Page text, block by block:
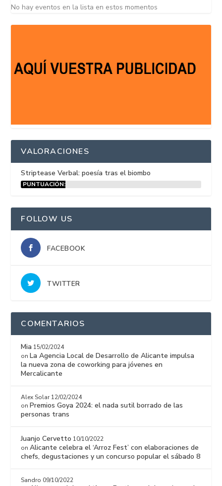
No hay eventos en la lista en estos momentos
VALORACIONES
Striptease Verbal: poesía tras el biombo
PUNTUACIÓN:
FOLLOW US
FACEBOOK
TWITTER
COMENTARIOS
Mia 15/02/2024
on La Agencia Local de Desarrollo de Alicante impulsa
la nueva zona de coworking para jóvenes en
Mercalicante
Alex Solar 12/02/2024
on Premios Goya 2024: el nada sutil borrado de las
personas trans
Juanjo Cervetto 10/10/2022
onAlicante celebra el ‘Arroz Fest’ con elaboraciones de
chefs, degustaciones y un concurso popular el sábado 8
Sandro 09/10/2022